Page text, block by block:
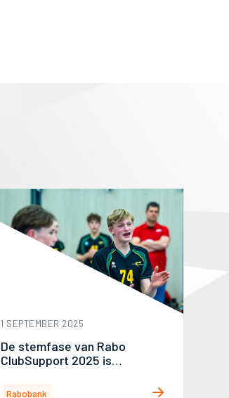
1 SEPTEMBER 2025
De stemfase van Rabo
ClubSupport 2025 is
Rabobank